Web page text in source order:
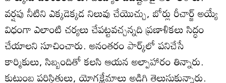
వర్షపు నీటిని ఎక్కడెక్కడ నిలువు చేయొచ్చు, బోర్లు రీచార్జ్‌ అయ్యే
విధంగా ఎలాంటి చర్యలు చేపట్టవచ్చన్నది ప్రణాళికలు సిద్ధం
చేయాలని సూచించారు. అనంతరం పార్క్‌లో పనిచేసే
కార్మికులు, సిబ్బందితో కలసి ఆయన అల్పాహారం తిన్నారు.
కుటుంబ పరిస్థితులు, యోగక్షేమాలు అడిగి తెలుసుకున్నారు.